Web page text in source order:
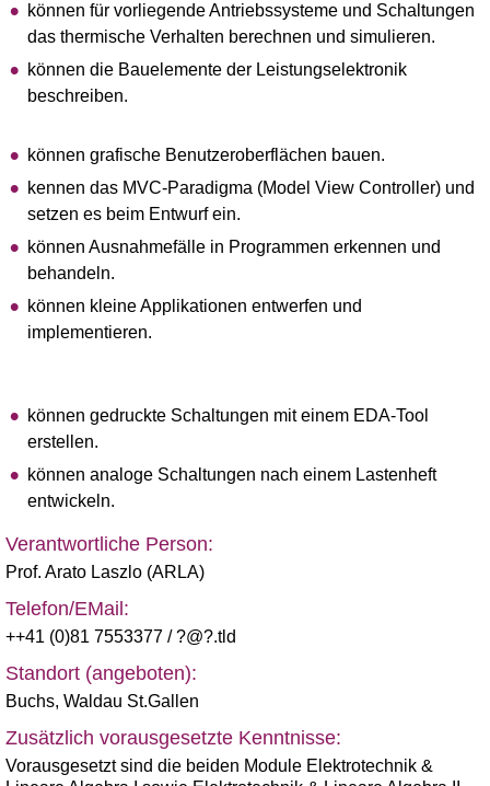
können für vorliegende Antriebssysteme und Schaltungen
das thermische Verhalten berechnen und simulieren.
können die Bauelemente der Leistungselektronik
beschreiben.
können grafische Benutzeroberflächen bauen.
kennen das MVC-Paradigma (Model View Controller) und
setzen es beim Entwurf ein.
können Ausnahmefälle in Programmen erkennen und
behandeln.
können kleine Applikationen entwerfen und
implementieren.
können gedruckte Schaltungen mit einem EDA-Tool
erstellen.
können analoge Schaltungen nach einem Lastenheft
entwickeln.
Verantwortliche Person:
Prof. Arato Laszlo (ARLA)
Telefon/EMail:
++41 (0)81 7553377 / ?@?.tld
Standort (angeboten):
Buchs, Waldau St.Gallen
Zusätzlich vorausgesetzte Kenntnisse:
Vorausgesetzt sind die beiden Module Elektrotechnik &